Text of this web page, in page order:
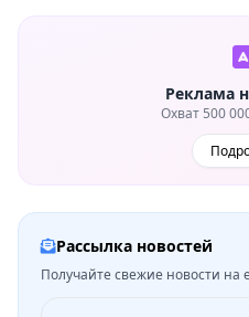
Реклама
Охват 500
Рассылка новостей
Получайте свежие новости на